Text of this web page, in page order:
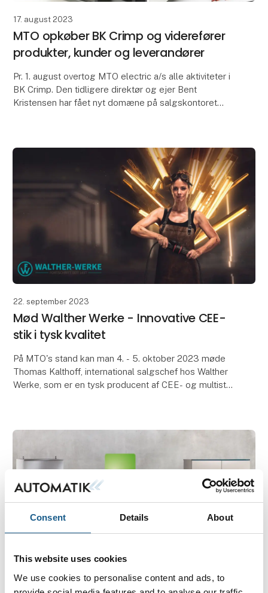
Consent Details About
This website uses cookies
We use cookies to personalise content and ads, to
17. august 2023
MTO opkøber BK Crimp og viderefører
produkter, kunder og leverandører
Pr. 1. august overtog MTO electric a/s alle aktiviteter i
BK Crimp. Den tidligere direktør og ejer Bent
Kristensen har fået nyt domæne på salgskontoret
22. september 2023
Mød Walther Werke - Innovative CEE-
stik i tysk kvalitet
På MTO's stand kan man 4. - 5. oktober 2023 møde
Thomas Kalthoff, international salgschef hos Walther
Werke, som er en tysk producent af CEE- og multistik
22. september 2023